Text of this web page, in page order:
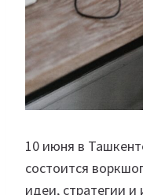
10 июня в
состоится
идеи, стратегии